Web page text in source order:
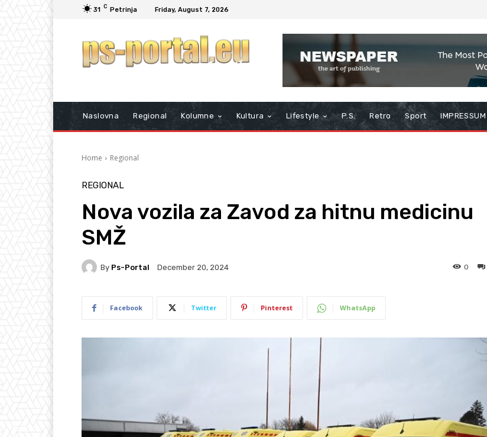
31 C Petrinja Friday, August 7, 2026
Naslovna Regional Kolumne Kultura Lifestyle P.S. Retro Sport IMPRESSUM
Home Regional
REGIONAL
Nova vozila za Zavod za hitnu medicinu
SMŽ
By Ps-Portal December 20, 2024 0
Facebook Twitter Pinterest WhatsApp